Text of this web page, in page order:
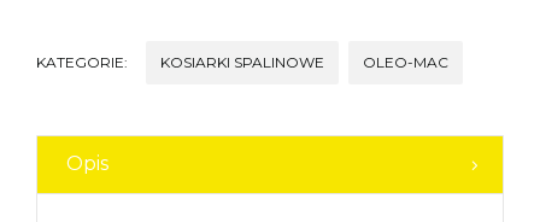
KATEGORIE: KOSIARKI SPALINOWE OLEO-MAC
Opis